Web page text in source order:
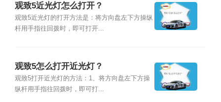
观致5近光灯怎么打开？
观致5近光灯的打开方法是：将方向盘左下方操纵
杆用手指往回拨时，即可打开...
观致5怎么打开近光灯？
观致5打开近光灯的方法：1、将方向盘左下方操
纵杆用手指往回拨时，即可打...